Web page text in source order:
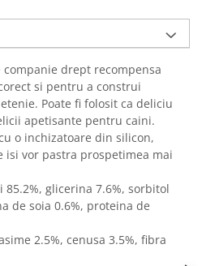
drept recompensa
si pentru a construi
Poate fi folosit ca deliciu
apetisante pentru caini.
o inchizatoare din silicon,
isi vor pastra prospetimea mai
glicerina 7.6%, sorbitol
de soia 0.6%, proteina de
2.5%, cenusa 3.5%, fibra